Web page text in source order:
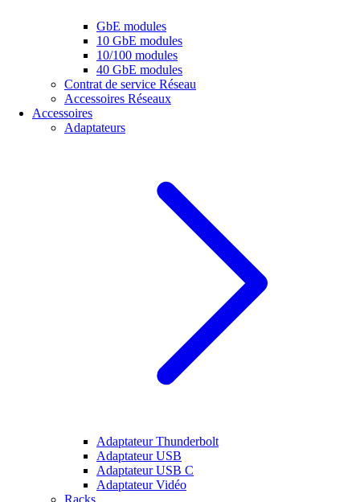
GbE modules
10 GbE modules
10/100 modules
40 GbE modules
Contrat de service Réseau
Accessoires Réseaux
Accessoires
Adaptateurs
Adaptateur Thunderbolt
Adaptateur USB
Adaptateur USB C
Adaptateur Vidéo
Racks